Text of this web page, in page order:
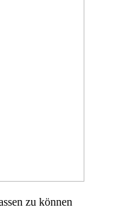
zu können